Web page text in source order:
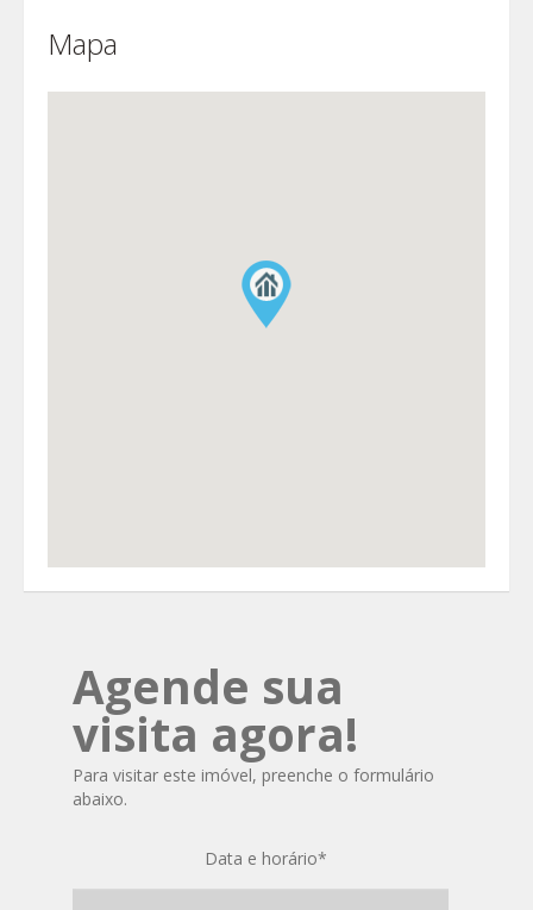
Mapa
Agende sua
visita agora!
Para visitar este imóvel, preenche o formulário
abaixo.
Data e horário*